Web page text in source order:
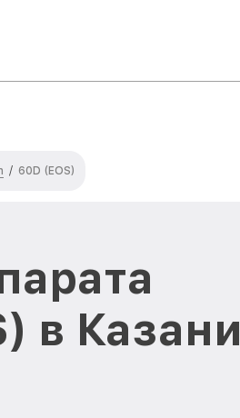
/ 60D (EOS)
в Казани